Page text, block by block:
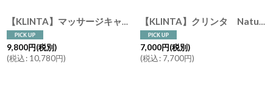
【KLINTA】マッサージキャンドル 900ml 85時間 Three wick candle クリンタ スウェーデン イギリス製 アロマキャンドル アロマ 香り 北欧 ギフト キャンドル 癒し ロウソク 大きなキャンドル
9,800円(税別)
(税込: 10,780円)
【KLINTA】クリンタ Nature Collection マッサージキャンドル 限定 ギフトセット プレゼント ギフト ギフトボックス ピーチ ハニーデューメロン リリー バブル ピンクグレープフルーツ
7,000円(税別)
(税込: 7,700円)